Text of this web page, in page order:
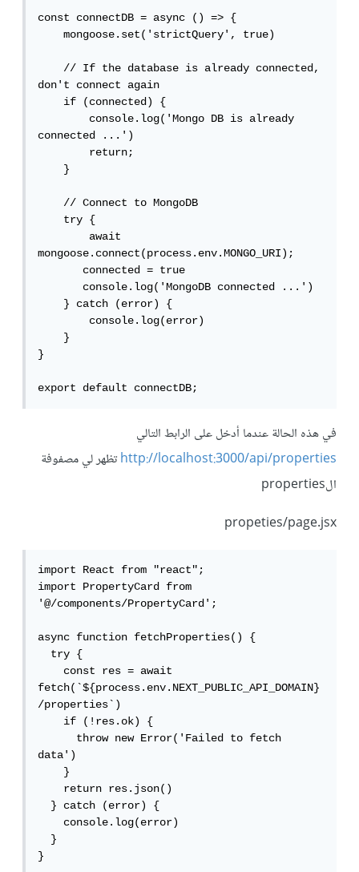
const connectDB = async () => {
    mongoose.set('strictQuery', true)
    // If the database is already connected,
don't connect again
    if (connected) {
        console.log('Mongo DB is already
connected ...')
        return;
    }
    // Connect to MongoDB
    try {
        await
mongoose.connect(process.env.MONGO_URI);
       connected = true
       console.log('MongoDB connected ...')
    } catch (error) {
        console.log(error)
    }
}
export default connectDB;
في هذه الحالة عندما أدخل على الرابط التالي
http://localhost:3000/api/propertiesتظهر لي مصفوفة
الproperties
propeties/page.jsx
import React from "react";
import PropertyCard from
'@/components/PropertyCard';
async function fetchProperties() {
  try {
    const res = await
fetch(`${process.env.NEXT_PUBLIC_API_DOMAIN}
/properties`)
    if (!res.ok) {
      throw new Error('Failed to fetch
data')
    }
    return res.json()
  } catch (error) {
    console.log(error)
  }
}